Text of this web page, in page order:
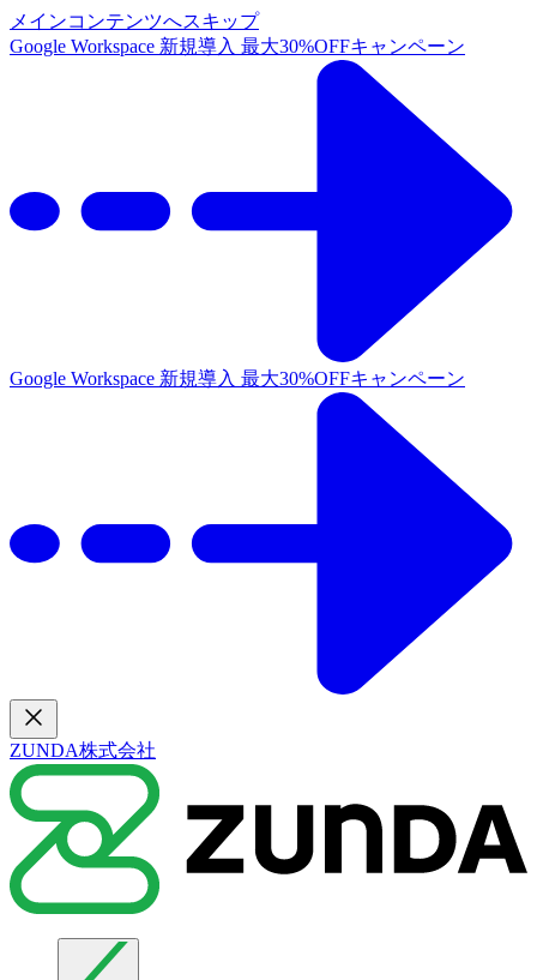
メインコンテンツへスキップ
Google Workspace 新規導入 最大30%OFFキャンペーン
Google Workspace 新規導入 最大30%OFFキャンペーン
ZUNDA株式会社